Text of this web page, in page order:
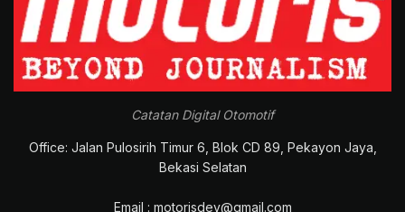
Catatan Digital Otomotif
Office: Jalan Pulosirih Timur 6, Blok CD 89, Pekayon Jaya,
Bekasi Selatan
Email : motorisdev@gmail.com